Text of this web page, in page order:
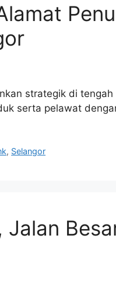
strategik di
serta pelawat
, Selangor
Jalan